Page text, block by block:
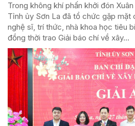
Trong không khí phấn khởi đón
Tỉnh ủy Sơn La đã tổ chức gặp mặt
nghệ sĩ, trí thức, nhà khoa học tiêu
đồng thời trao Giải báo chí về xây...